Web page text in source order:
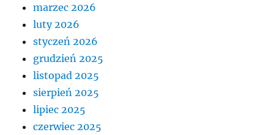
marzec 2026
luty 2026
styczeń 2026
grudzień 2025
listopad 2025
sierpień 2025
lipiec 2025
czerwiec 2025